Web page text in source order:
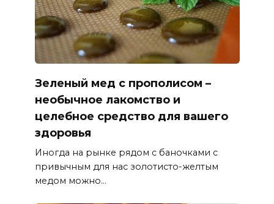
Зеленый мед с прополисом –
необычное лакомство и
целебное средство для вашего
здоровья
Иногда на рынке рядом с баночками с
привычным для нас золотисто-желтым
медом можно...